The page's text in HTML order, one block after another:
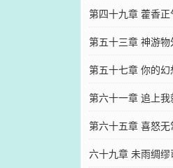
第四十九章 藿香
第五十三章 神游物
第五十七章 你的
第六十一章 追上
第六十五章 喜怒
六十九章 未雨绸缪